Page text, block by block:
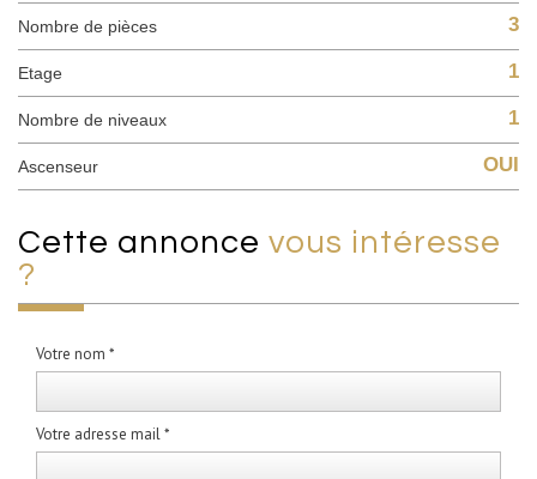
Nombre de pièces 3
Etage 1
Nombre de niveaux 1
Ascenseur OUI
cette annonce vous intéresse
?
Votre nom *
Votre adresse mail *